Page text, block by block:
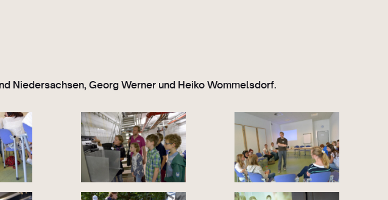
Niedersachsen, Georg Werner und Heiko Wommelsdorf.